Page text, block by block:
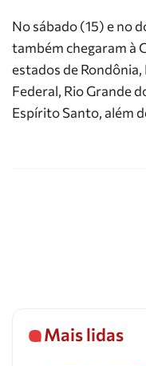
No sábado (15) e no
também chegaram à
estados de
Federal, Rio Grande
Espírito Santo, além
Mais lidas